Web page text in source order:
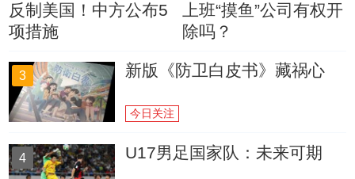
反制美国！中方公布5
项措施
上班“摸鱼”公司有权开
除吗？
3 新版《防卫白皮书》藏祸心
今日关注
4 U17男足国家队：未来可期